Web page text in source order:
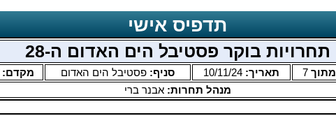
תדפיס אישי
תחרויות בוקר פסטיבל הים האדום ה-28
מתוך 7 תאריך: 10/11/24 סניף: פסטיבל הים האדום מקדם:
מנהל תחרות:אבנר ברי